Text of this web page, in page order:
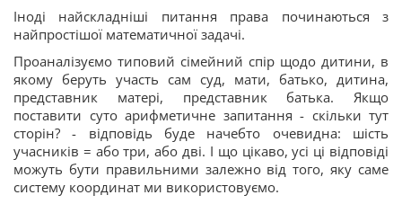
Іноді найскладніші питання права починаються з
найпростішої математичної задачі.
Проаналізуємо типовий сімейний спір щодо дитини, в
якому беруть участь сам суд, мати, батько, дитина,
представник матері, представник батька. Якщо
поставити суто арифметичне запитання - скільки тут
сторін? - відповідь буде начебто очевидна: шість
учасників = або три, або дві. І що цікаво, усі ці відповіді
можуть бути правильними залежно від того, яку саме
систему координат ми використовуємо.